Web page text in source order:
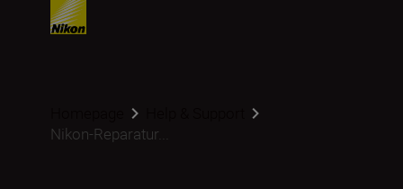
Nikon-Reparatur...